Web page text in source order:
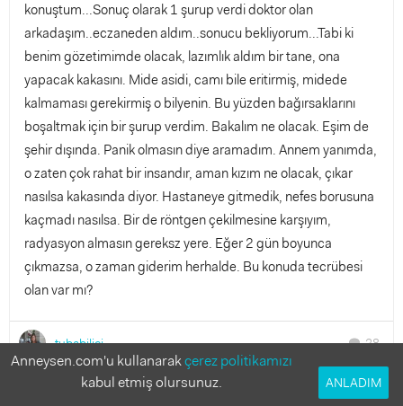
konuştum...Sonuç olarak 1 şurup verdi doktor olan
arkadaşım..eczaneden aldım..sonucu bekliyorum...Tabi ki
benim gözetimimde olacak, lazımlık aldım bir tane, ona
yapacak kakasını. Mide asidi, camı bile eritirmiş, midede
kalmaması gerekirmiş o bilyenin. Bu yüzden bağırsaklarını
boşaltmak için bir şurup verdim. Bakalım ne olacak. Eşim de
şehir dışında. Panik olmasın diye aramadım. Annem yanımda,
o zaten çok rahat bir insandır, aman kızım ne olacak, çıkar
nasılsa kakasında diyor. Hastaneye gitmedik, nefes borusuna
kaçmadı nasılsa. Bir de röntgen çekilmesine karşıyım,
radyasyon almasın gereksz yere. Eğer 2 gün boyunca
çıkmazsa, o zaman giderim herhalde. Bu konuda tecrübesi
olan var mı?
tubabilici chat 28
Bu soruya cevap verir misin?
Anneysen.com'u kullanarakçerez politikamızı
kabul etmiş olursunuz.
ANLADIM